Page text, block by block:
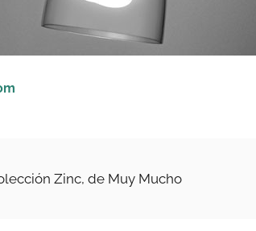
Zinc, de Muy Mucho